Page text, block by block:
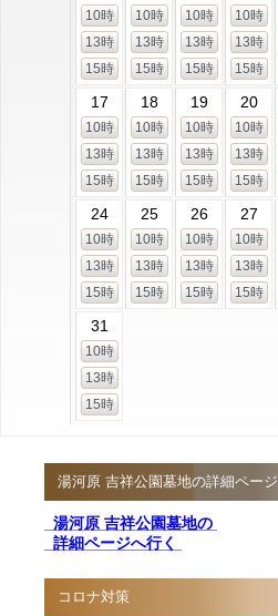
10時
13時
15時
10時
13時
15時
10時
13時
15時
10時
13時
15時
17
10時
13時
15時
18
10時
13時
15時
19
10時
13時
15時
20
10時
13時
15時
24
10時
13時
15時
25
10時
13時
15時
26
10時
13時
15時
27
10時
13時
15時
31
10時
13時
15時
湯河原 吉祥公園墓地の詳細ページ
湯河原 吉祥公園墓地の
詳細ページへ行く
コロナ対策